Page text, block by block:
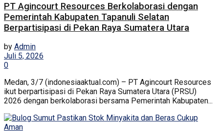
PT Agincourt Resources Berkolaborasi dengan
Pemerintah Kabupaten Tapanuli Selatan
Berpartisipasi di Pekan Raya Sumatera Utara
by Admin
Juli 5, 2026
0
Medan, 3/7 (indonesiaaktual.com) – PT Agincourt Resources
ikut berpartisipasi di Pekan Raya Sumatera Utara (PRSU)
2026 dengan berkolaborasi bersama Pemerintah Kabupaten...